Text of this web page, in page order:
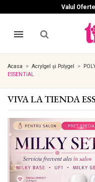
Valul
Acasa Acrylgel și Polygel
ESSENTIAL
VIVA LA TIENDA